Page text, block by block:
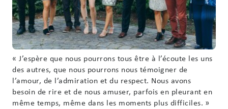
« J’espère que nous pourrons tous être à l’écoute les uns
des autres, que nous pourrons nous témoigner de
l’amour, de l’admiration et du respect. Nous avons
besoin de rire et de nous amuser, parfois en pleurant en
même temps, même dans les moments plus difficiles. »